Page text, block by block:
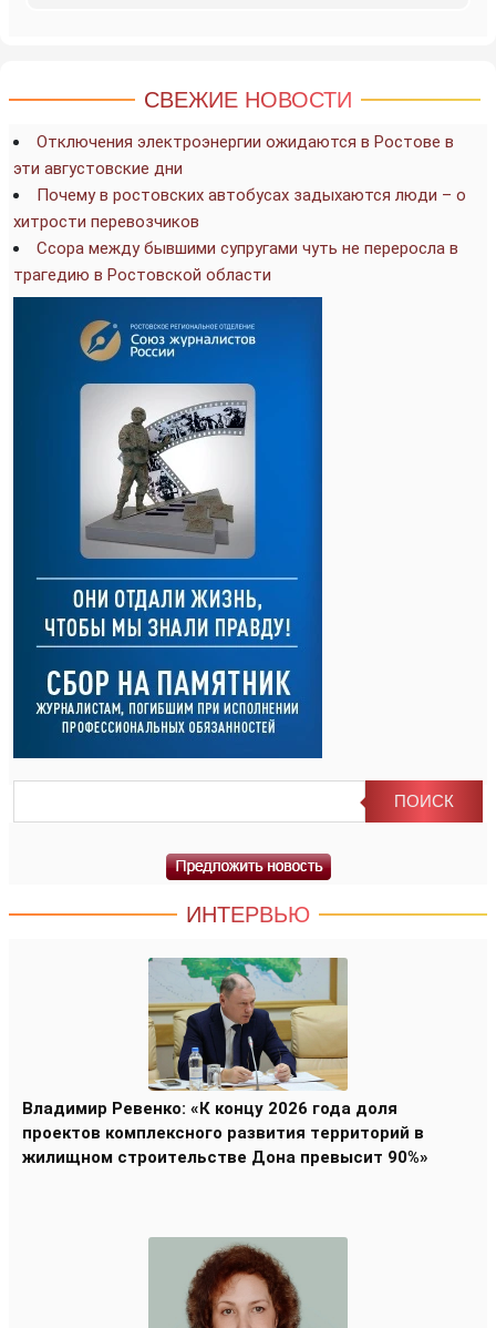
СВЕЖИЕ НОВОСТИ
Отключения электроэнергии ожидаются в Ростове в
эти августовские дни
Почему в ростовских автобусах задыхаются люди – о
хитрости перевозчиков
Ссора между бывшими супругами чуть не переросла в
трагедию в Ростовской области
ИНТЕРВЬЮ
Владимир Ревенко: «К концу 2026 года доля
проектов комплексного развития территорий в
жилищном строительстве Дона превысит 90%»